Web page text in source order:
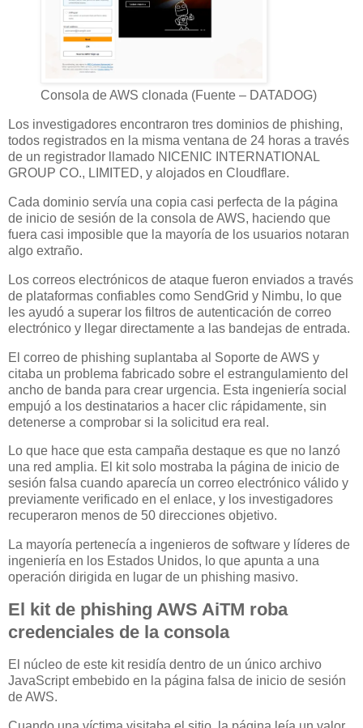
Consola de AWS clonada (Fuente – DATADOG)
Los investigadores encontraron tres dominios de phishing,
todos registrados en la misma ventana de 24 horas a través
de un registrador llamado NICENIC INTERNATIONAL
GROUP CO., LIMITED, y alojados en Cloudflare.
Cada dominio servía una copia casi perfecta de la página
de inicio de sesión de la consola de AWS, haciendo que
fuera casi imposible que la mayoría de los usuarios notaran
algo extraño.
Los correos electrónicos de ataque fueron enviados a través
de plataformas confiables como SendGrid y Nimbu, lo que
les ayudó a superar los filtros de autenticación de correo
electrónico y llegar directamente a las bandejas de entrada.
El correo de phishing suplantaba al Soporte de AWS y
citaba un problema fabricado sobre el estrangulamiento del
ancho de banda para crear urgencia. Esta ingeniería social
empujó a los destinatarios a hacer clic rápidamente, sin
detenerse a comprobar si la solicitud era real.
Lo que hace que esta campaña destaque es que no lanzó
una red amplia. El kit solo mostraba la página de inicio de
sesión falsa cuando aparecía un correo electrónico válido y
previamente verificado en el enlace, y los investigadores
recuperaron menos de 50 direcciones objetivo.
La mayoría pertenecía a ingenieros de software y líderes de
ingeniería en los Estados Unidos, lo que apunta a una
operación dirigida en lugar de un phishing masivo.
El kit de phishing AWS AiTM roba
credenciales de la consola
El núcleo de este kit residía dentro de un único archivo
JavaScript embebido en la página falsa de inicio de sesión
de AWS.